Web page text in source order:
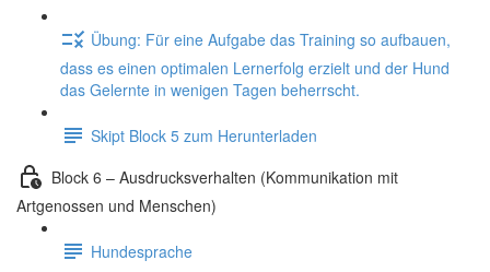
Übung: Für eine Aufgabe das Training so aufbauen,
dass es einen optimalen Lernerfolg erzielt und der Hund
das Gelernte in wenigen Tagen beherrscht.
Skipt Block 5 zum Herunterladen
Block 6 – Ausdrucksverhalten (Kommunikation mit
Artgenossen und Menschen)
Hundesprache